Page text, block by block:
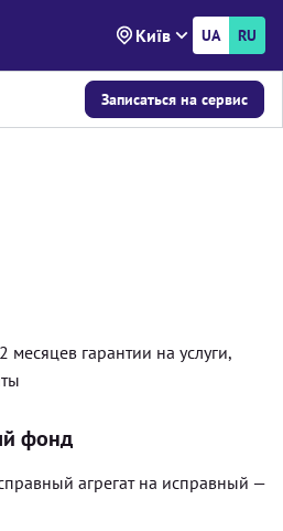
Київ UA RU
Записаться на сервис
месяцев гарантии на услуги,
фонд
агрегат на исправный —